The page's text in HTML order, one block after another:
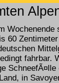
60
fahrbar.
in